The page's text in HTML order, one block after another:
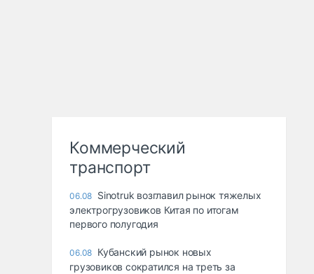
Коммерческий
транспорт
06.08 Sinotruk возглавил рынок тяжелых
электрогрузовиков Китая по итогам
первого полугодия
06.08 Кубанский рынок новых
грузовиков сократился на треть за